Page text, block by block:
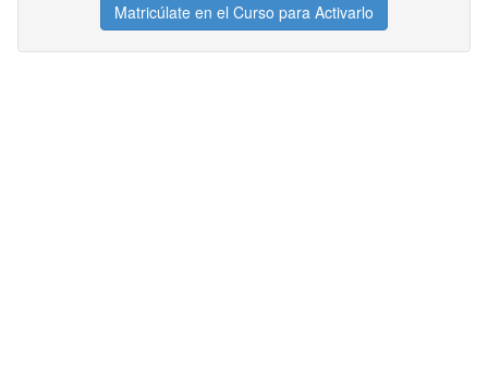
Matricúlate en el Curso para Activarlo